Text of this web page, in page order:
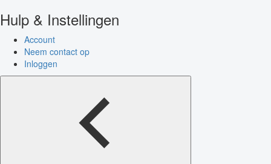
Hulp & Instellingen
Account
Neem contact op
Inloggen